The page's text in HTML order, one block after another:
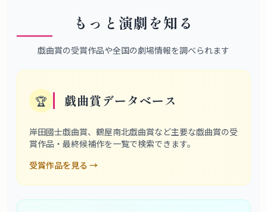
もっと演劇を知る
戯曲賞の受賞作品や全国の劇場情報を調べられます
🏆 戯曲賞データベース
岸田國士戯曲賞、鶴屋南北戯曲賞など主要な戯曲賞の受
賞作品・最終候補作を一覧で検索できます。
受賞作品を見る →